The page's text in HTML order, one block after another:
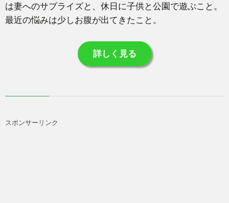
は妻へのサプライズと、休日に子供と公園で遊ぶこと。
最近の悩みは少しお腹が出てきたこと。
詳しく見る
スポンサーリンク